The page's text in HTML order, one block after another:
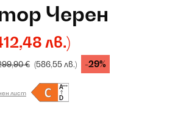
Черен
лв.)
€ (586,55 лв.) -29%
лист